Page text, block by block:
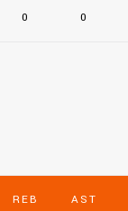
0 0
REB AST